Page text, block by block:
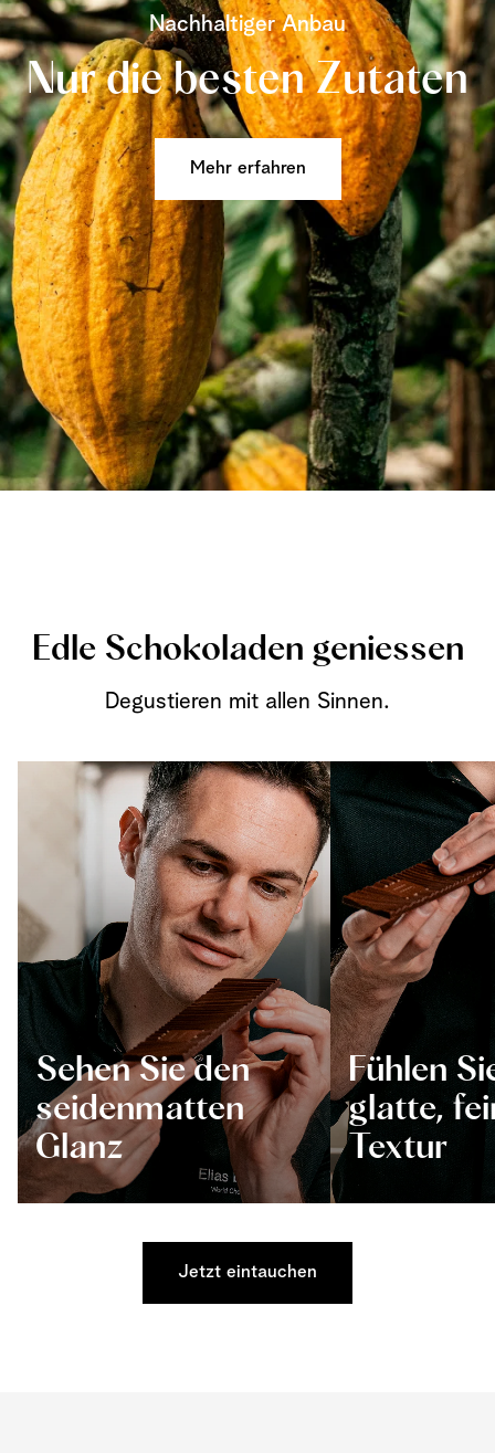
Nachhaltiger Anbau
Nur die besten Zutaten
Mehr erfahren
Edle Schokoladen geniessen
Degustieren mit allen Sinnen.
Sehen Sie den
seidenmatten
Glanz
Fühlen
glatte,
Textur
Jetzt eintauchen